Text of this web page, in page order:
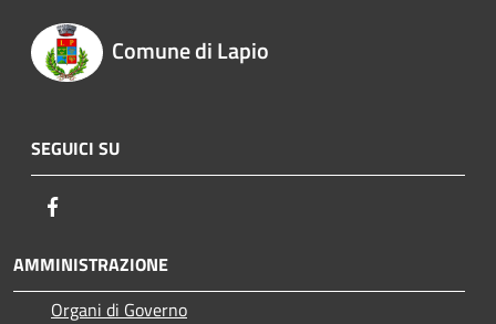
Comune di Lapio
SEGUICI SU
AMMINISTRAZIONE
Organi di Governo